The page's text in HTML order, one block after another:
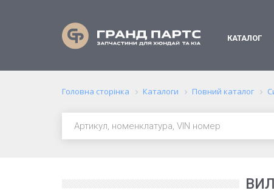
КАТАЛОГ
Головна сторінка Каталоги Повний каталог